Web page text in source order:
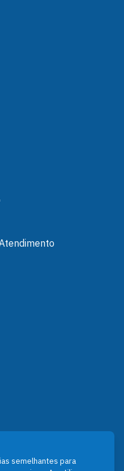
semelhantes para